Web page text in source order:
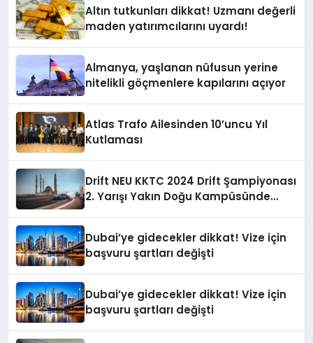
Altın tutkunları dikkat! Uzmanı değerli
maden yatırımcılarını uyardı!
Almanya, yaşlanan nüfusun yerine
nitelikli göçmenlere kapılarını açıyor
Atlas Trafo Ailesinden 10’uncu Yıl
Kutlaması
Drift NEU KKTC 2024 Drift Şampiyonası
2. Yarışı Yakın Doğu Kampüsünde
Dubai’ye gidecekler dikkat! Vize için
başvuru şartları değişti
Dubai’ye gidecekler dikkat! Vize için
başvuru şartları değişti